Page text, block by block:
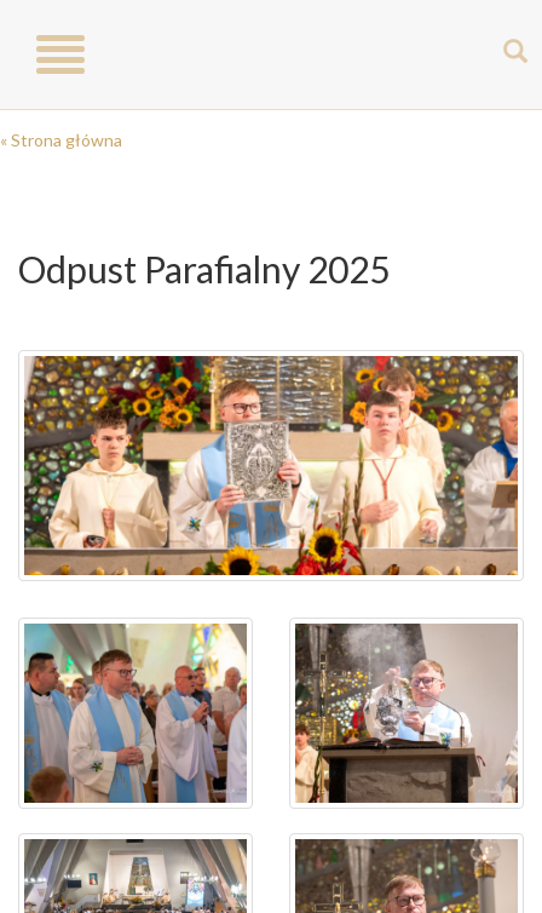
Toggle
navigation
« Strona główna
Odpust Parafialny 2025